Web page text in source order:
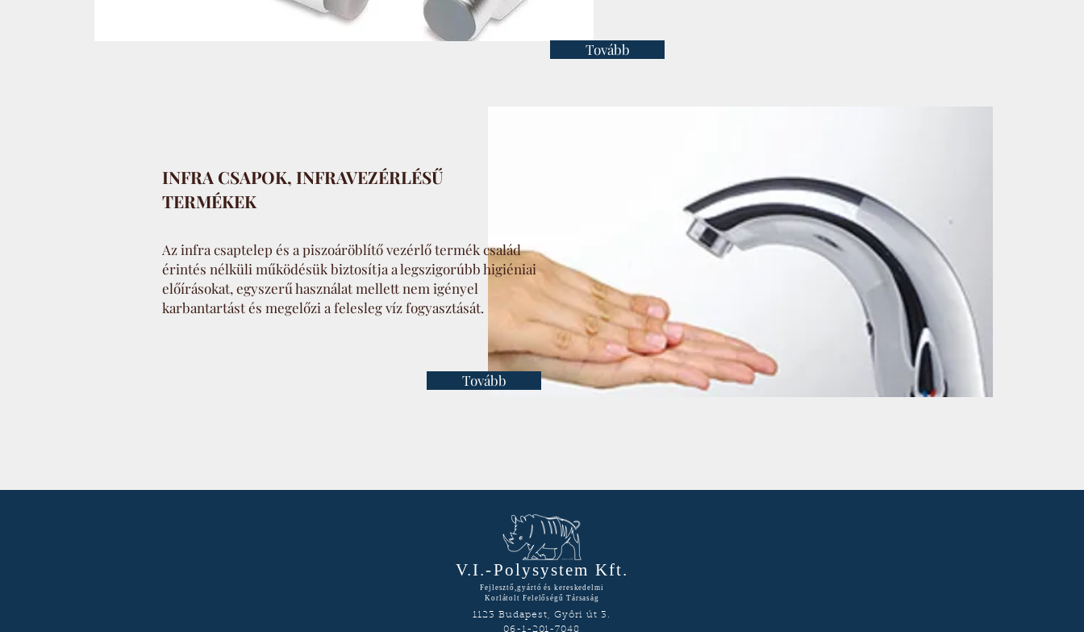
Tovább
Az infra csaptelep és a piszoáröblítő vezérlő termék család
érintés nélküli működésük biztosítja a legszigorúbb higiéniai
előírásokat, egyszerű használat mellett nem igényel
karbantartást és megelőzi a felesleg víz fogyasztását.
INFRA CSAPOK, INFRAVEZÉRLÉSŰ
TERMÉKEK
Tovább
V.I.-Polysystem Kft.
Fejlesztő,gyártó és kereskedelmi
Korlátolt Felelőségű Társaság
1123 Budapest, Győri út 3.
06-1-201-7048